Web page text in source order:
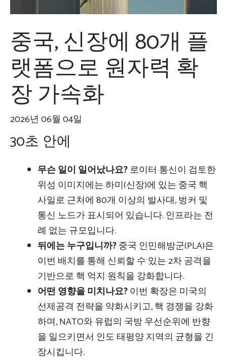
중국, 신장에 80개 플
랫폼으로 원자력 확
장 가속화
2026년 06월 04일
30초 안에
무슨 일이 일어났나요?로이터 통신이 검토한
위성 이미지에는 하미(신장)에 있는 중국 핵
사일로 근처에 80개 이상의 발사대, 벙커 및
통신 노드가 표시되어 있습니다. 인프라는 전
례 없는 규모입니다.
뒤에는 누구입니까?중국 인민해방군(PLA)은
이번 배치를 통해 신뢰할 수 있는 2차 공격을
기반으로 핵 억지 원칙을 강화합니다.
어떤 영향을 미치나요?이번 확장은 미국의
선제공격 전략을 약화시키고, 핵 경쟁을 강화
하며, NATO와 유럽의 국방 우선순위에 반향
을 일으키면서 인도 태평양 지역의 균형을 긴
장시킵니다.